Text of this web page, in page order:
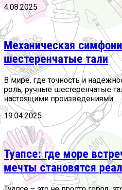
4.08.2025
Механическая
шестеренчатые тали
В мире, где точность и
роль, ручные шестеренчатые
настоящими произведениями ...
19.04.2025
Туапсе: где море
мечты становятся